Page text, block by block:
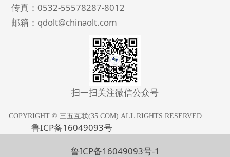
传真：0532-55578287-8012
邮箱：qdolt@chinaolt.com
扫一扫关注微信公众号
COPYRIGHT © 三五互联(35.COM) ALL RIGHTS RESERVED.
鲁ICP备16049093号
鲁ICP备16049093号-1